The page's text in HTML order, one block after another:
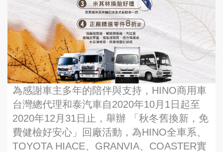
為感謝車主多年的陪伴與支持，HINO商用車
台灣總代理和泰汽車自2020年10月1日起至
2020年12月31日止，舉辦 「秋冬舊換新，免
費健檢好安心」回廠活動，為HINO全車系、
TOYOTA HIACE、GRANVIA、COASTER實